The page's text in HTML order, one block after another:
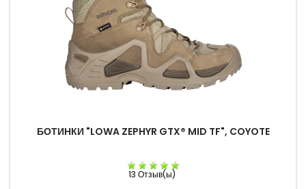
БОТИНКИ "LOWA ZEPHYR GTX® MID TF", COYOTE
13 Отзыв(ы)